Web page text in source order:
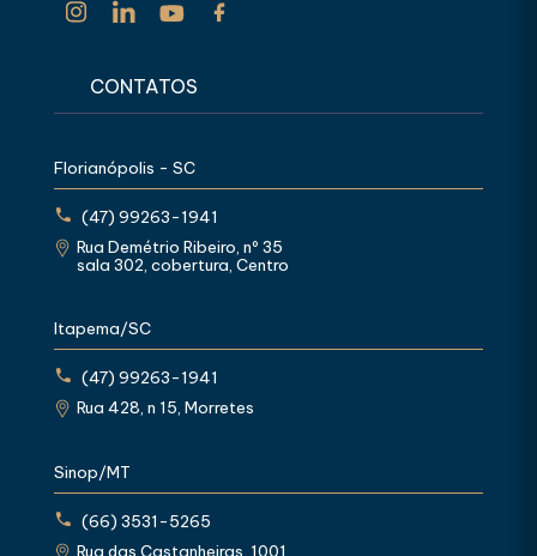
CONTATOS
Florianópolis - SC
(47) 99263-1941
Rua Demétrio Ribeiro, nº 35
sala 302, cobertura, Centro
Itapema/SC
(47) 99263-1941
Rua 428, n 15, Morretes
Sinop/MT
(66) 3531-5265